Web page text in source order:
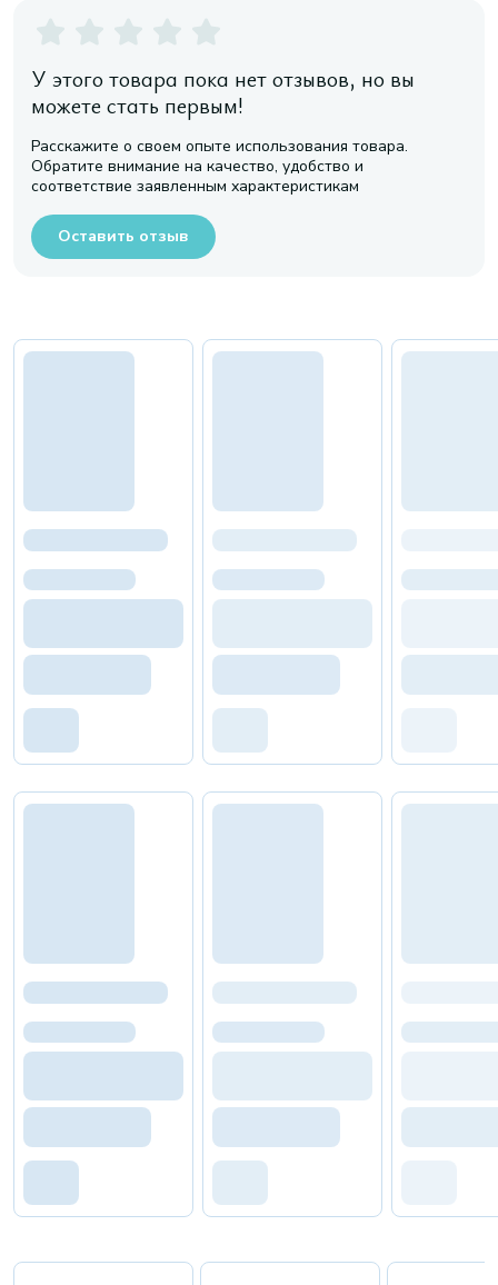
У этого товара пока нет отзывов, но вы
можете стать первым!
Расскажите о своем опыте использования товара.
Обратите внимание на качество, удобство и
соответствие заявленным характеристикам
Оставить отзыв